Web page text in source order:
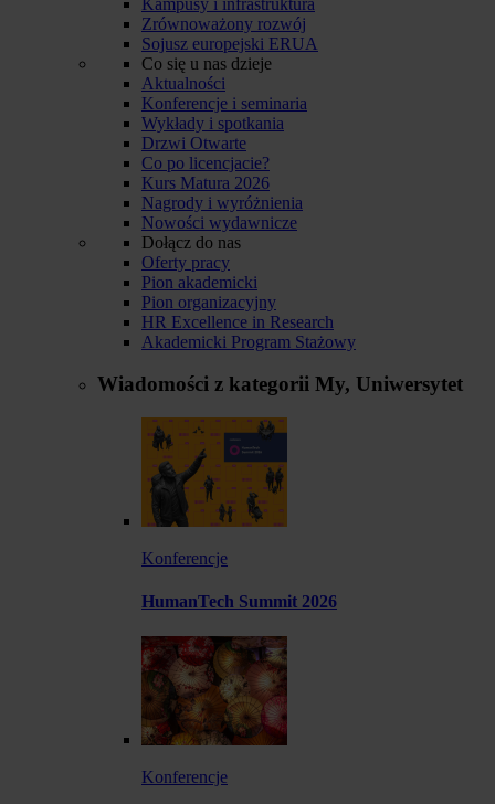
Zrównoważony rozwój
Sojusz europejski ERUA
Co się u nas dzieje
Aktualności
Konferencje i seminaria
Wykłady i spotkania
Drzwi Otwarte
Co po licencjacie?
Kurs Matura 2026
Nagrody i wyróżnienia
Nowości wydawnicze
Dołącz do nas
Oferty pracy
Pion akademicki
Pion organizacyjny
HR Excellence in Research
Akademicki Program Stażowy
Wiadomości z kategorii My, Uniwersytet
Konferencje
HumanTech Summit 2026
Konferencje